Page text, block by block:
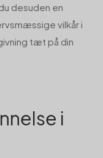
desuden en
vilkår i
tæt på din
i